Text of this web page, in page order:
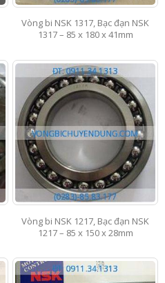
Vòng bi NSK 1317, Bạc đạn NSK
1317 – 85 x 180 x 41mm
Vòng bi NSK 1217, Bạc đạn NSK
1217 – 85 x 150 x 28mm